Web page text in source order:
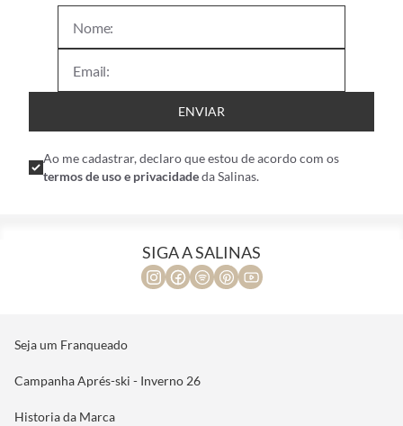
ENVIAR
Ao me cadastrar, declaro que estou de acordo com os
termos de uso e privacidadeda Salinas.
SIGA A SALINAS
Seja um Franqueado
Campanha Aprés-ski - Inverno 26
Historia da Marca